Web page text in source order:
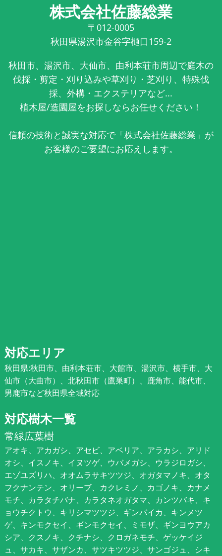
株式会社佐藤総業
〒012-0005
秋田県湯沢市金谷字樋口159-2
秋田市、湯沢市、大仙市、由利本荘市周辺で庭木の
伐採・剪定・刈り込みや草刈り・芝刈り、特殊伐
採、外構・エクステリアなど...
植木屋/造園屋をお探しならお任せください！
信頼の技術と誠実な対応で「株式会社佐藤総業」が
お客様のご要望にお応えします。
対応エリア
秋田県:秋田市、由利本荘市、大館市、湯沢市、横手市、大
仙市（大曲市）、北秋田市（鷹巣町）、鹿角市、能代市、
男鹿市など秋田県全域対応
対応樹木一覧
常緑広葉樹
アオキ、アカガシ、アセビ、アベリア、アラカシ、アリド
オシ、イスノキ、イヌツゲ、ウバメガシ、ウラジロガシ、
エゾユズリハ、オオムラサキツツジ、オガタマノキ、オタ
フクナンテン、オリーブ、カクレミノ、カゴノキ、カナメ
モチ、カラタチバナ、カラタネオガタマ、カンツバキ、キ
ョウチクトウ、キリシマツツジ、ギンバイカ、キンメツ
ゲ、キンモクセイ、ギンモクセイ、ミモザ、ギンヨウアカ
シア、クスノキ、クチナシ、クロガネモチ、ゲッケイジ
ュ、サカキ、サザンカ、サツキツツジ、サンゴジュ、シキ